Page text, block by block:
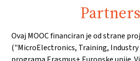
Partners
Ovaj MOOC financiran je od strane
("MicroElectronics, Training, Industry